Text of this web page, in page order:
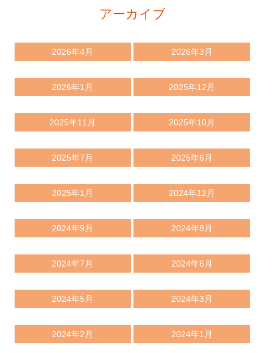
アーカイブ
2026年4月 2026年3月
2026年1月 2025年12月
2025年11月 2025年10月
2025年7月 2025年6月
2025年1月 2024年12月
2024年9月 2024年8月
2024年7月 2024年6月
2024年5月 2024年3月
2024年2月 2024年1月